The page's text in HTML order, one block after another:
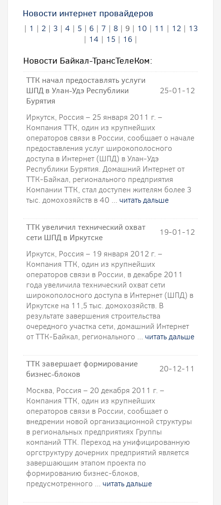
Новости интернет провайдеров
| 1 | 2| 3 | 4 | 5 | 6| 7 | 8| 9| 10 | 11 | 12| 13
| 14 | 15 | 16 |
Новости Байкал-ТрансТелеКом:
ТТК начал предоставлять услуги
ШПД в Улан-Удэ Республики
Бурятия
25-01-12
Иркутск, Россия – 25 января 2011 г. –
Компания ТТК, один из крупнейших
операторов связи в России, сообщает о начале
предоставления услуг широкополосного
доступа в Интернет (ШПД) в Улан-Удэ
Республики Бурятия. Домашний Интернет от
ТТК-Байкал, регионального предприятия
Компании ТТК, стал доступен жителям более 3
тыс. домохозяйств в 40 ... читать дальше
ТТК увеличил технический охват
сети ШПД в Иркутске
19-01-12
Иркутск, Россия – 19 января 2012 г. –
Компания ТТК, один из крупнейших
операторов связи в России, в декабре 2011
года увеличила технический охват сети
широкополосного доступа в Интернет (ШПД) в
Иркутске на 11,5 тыс. домохозяйств. В
результате завершения строительства
очередного участка сети, домашний Интернет
от ТТК-Байкал, регионального ... читать дальше
ТТК завершает формирование
бизнес-блоков
20-12-11
Москва, Россия – 20 декабря 2011 г. –
Компания ТТК, один из крупнейших
операторов связи в России, сообщает о
внедрении новой организационной структуры
в региональных предприятиях Группы
компаний ТТК. Переход на унифицированную
оргструктуру дочерних предприятий является
завершающим этапом проекта по
формированию бизнес-блоков,
предусмотренного ... читать дальше